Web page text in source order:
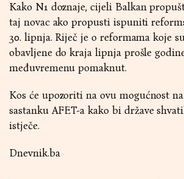
Kako N1 doznaje, cijeli Balkan
taj novac ako propusti ispuniti
30. lipnja. Riječ je o reformama koje
obavljene do kraja lipnja prošle
međuvremenu pomaknut.
Kos će upozoriti na ovu mogućnost
sastanku AFET-a kako bi države
istječe.
Dnevnik.ba